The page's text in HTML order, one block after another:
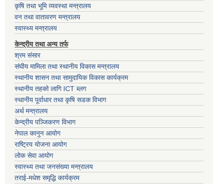
कृषि तथा भूमि व्यवस्था मन्त्रालय
वन तथा वातावरण मन्त्रालय
स्वास्थ्य मन्त्रालय
केन्द्रीय तथा अन्य तर्फ
श्रम संसार
संघीय मामिला तथा स्थानीय विकास मन्त्रालय
स्थानीय शासन तथा सामुदायिक विकास कार्यक्रम
स्थानीय तहको लागि ICT ब्लग
स्थानीय पूर्वाधार तथा कृषि सडक विभाग
अर्थ मन्त्रालय
केन्द्रीय पञ्जिकरण विभाग
नेपाल कानुन आयोग
राष्ट्रिय योजना आयोग
लोक सेवा आयोग
स्वास्थ्य तथा जनसंख्या मन्त्रालय
तराई-मधेश समृद्धि कार्यक्रम